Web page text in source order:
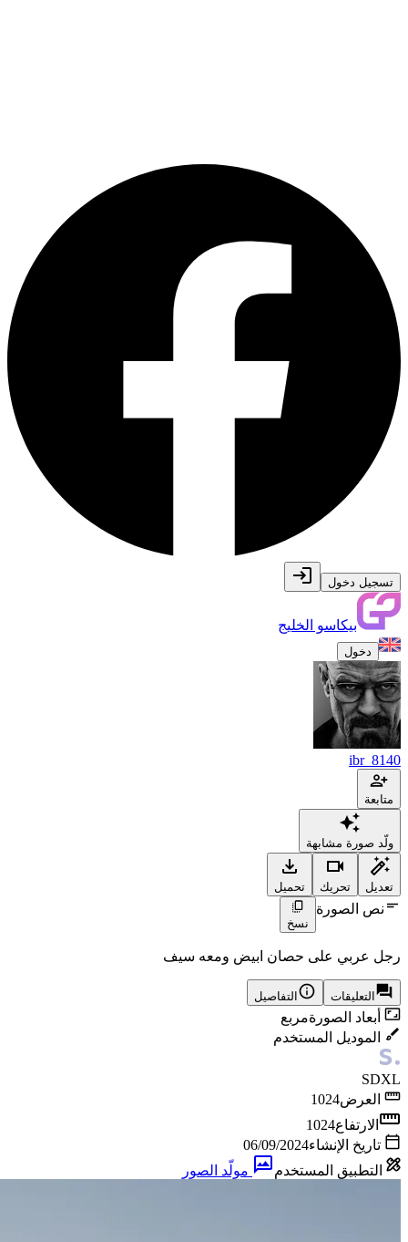
تسجيل دخول
بيكاسو الخليج
دخول
ibr_8140
متابعة
ولّد صورة مشابهة
تعديل تحريك تحميل
نص الصورة
نسخ
رجل عربي على حصان ابيض ومعه سيف
التعليقات التفاصيل
أبعاد الصورةمربع
الموديل المستخدم
SDXL
العرض1024
الارتفاع1024
تاريخ الإنشاء06/09/2024
التطبيق المستخدم
مولّد الصور